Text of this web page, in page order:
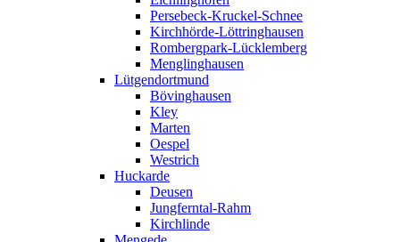
Persebeck-Kruckel-Schnee
Kirchhörde-Löttringhausen
Rombergpark-Lücklemberg
Menglinghausen
Lütgendortmund
Bövinghausen
Kley
Marten
Oespel
Westrich
Huckarde
Deusen
Jungferntal-Rahm
Kirchlinde